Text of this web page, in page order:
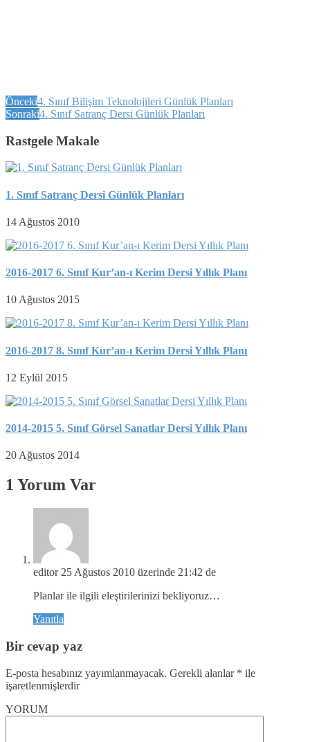
Önceki4. Sınıf Bilişim Teknolojileri Günlük Planları
Sonraki4. Sınıf Satranç Dersi Günlük Planları
Rastgele Makale
1. Sınıf Satranç Dersi Günlük Planları
14 Ağustos 2010
2016-2017 6. Sınıf Kur’an-ı Kerim Dersi Yıllık Planı
10 Ağustos 2015
2016-2017 8. Sınıf Kur’an-ı Kerim Dersi Yıllık Planı
12 Eylül 2015
2014-2015 5. Sınıf Görsel Sanatlar Dersi Yıllık Planı
20 Ağustos 2014
1 Yorum Var
editor 25 Ağustos 2010 üzerinde 21:42 de
Planlar ile ilgili eleştirilerinizi bekliyoruz…
Yanıtla
Bir cevap yaz
E-posta hesabınız yayımlanmayacak. Gerekli alanlar * ile
işaretlenmişlerdir
YORUM